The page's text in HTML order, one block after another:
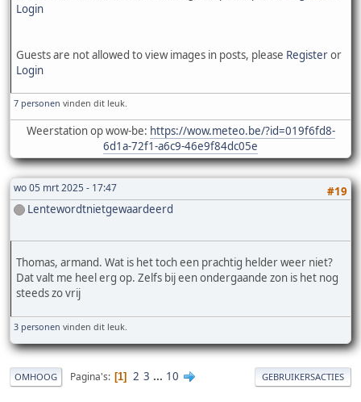
Login
Guests are not allowed to view images in posts, please Registeror
Login
7 personen vinden dit leuk.
Weerstation op wow-be: https://wow.meteo.be/?id=019f6fd8-
6d1a-72f1-a6c9-46e9f84dc05e
wo 05 mrt 2025 - 17:47
#19
Lentewordtnietgewaardeerd
Thomas, armand. Wat is het toch een prachtig helder weer niet?
Dat valt me heel erg op. Zelfs bij een ondergaande zon is het nog
steeds zo vrij
3 personen vinden dit leuk.
OMHOOG Pagina's 1 2 3 ... 10 GEBRUIKERSACTIES